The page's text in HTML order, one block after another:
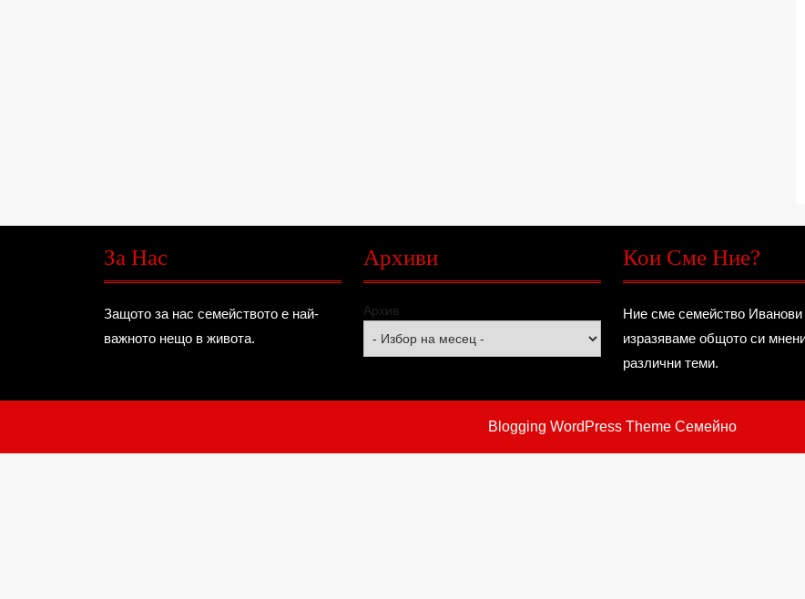
За Нас
Защото за нас семейството е най-
важното нещо в живота.
Архиви
Архив
Кои Сме Ние?
Ние сме семейство Иванови
изразяваме общото си
различни теми.
Blogging WordPress ThemeСемейно